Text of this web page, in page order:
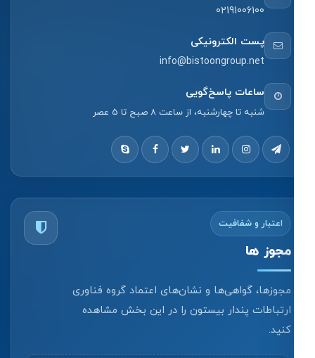
02191006100
پست الکترونیکی
info@bistoongroup.net
ساعات پاسخ‌گویی
شنبه تا چهارشنبه، از ساعت 8 صبح تا 5 عصر
اعتبار و شفافیت
مجوز ها
مجوزها، گواهی‌ها و نشان‌های اعتماد گروه فناوری
ارتباطات پندار بیستون را در این بخش مشاهده
کنید.